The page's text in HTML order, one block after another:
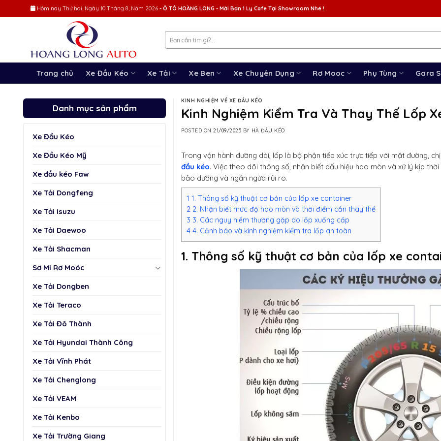
to
Hôm nay Thứ hai, Ngày 10 Tháng 8, Năm 2026 - Ô TÔ HOÀNG LONG - Mời Bạn 1 Ly Cafe Tại Showroom Nhé !
Trang chủ Xe Đầu Kéo Xe Tải Xe Ben Xe Chuyên Dụng Rơ Mooc Phụ Tùng Gara
Danh mục sản phẩm
Xe Đầu Kéo
Xe Đầu Kéo Mỹ
Xe đầu kéo Faw
Xe Tải Dongfeng
Xe Tải Isuzu
Xe Tải Daewoo
Xe Tải Shacman
Sơ Mi Rơ Moóc
Xe Tải Dongben
Xe Tải Teraco
Xe Tải Đô Thành
Xe Tải Hyundai Thành Công
Xe Tải Vĩnh Phát
Xe Tải Chenglong
Xe Tải VEAM
Xe Tải Kenbo
Xe Tải Trường Giang
KINH NGHIỆM VỀ XE ĐẦU KÉO
Kinh Nghiệm Kiểm Tra Và Thay Thế Lốp
POSTED ON21/09/2025 BY HÀ ĐẦU KÉO
Trong vận hành đường dài, lốp là bộ phận tiếp xúc trực tiếp với mặt đường,
đầu kéo. Việc theo dõi thông số, nhận biết dấu hiệu hao mòn và xử lý kịp
bảo dưỡng và ngăn ngừa rủi ro.
1 1. Thông số kỹ thuật cơ bản của lốp xe container
2 2. Nhận biết mức độ hao mòn và thời điểm cần thay thế
3 3. Các nguy hiểm thường gặp do lốp xuống cấp
4 4. Cảnh báo và kinh nghiệm kiểm tra lốp an toàn
1. Thông số kỹ thuật cơ bản của lốp xe